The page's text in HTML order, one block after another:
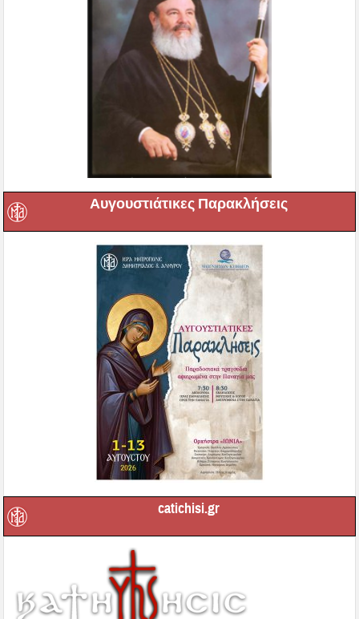
Αυγουστιάτικες Παρακλήσεις
catichisi.gr